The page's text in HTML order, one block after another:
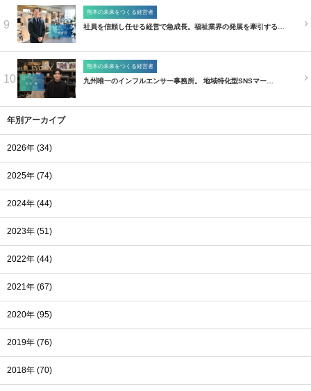
9
熊本の未来をつくる経営者
社員を信頼し任せる経営で急成長。福祉業界の発展を牽引する…
10
熊本の未来をつくる経営者
九州唯一のインフルエンサー事務所。 地域特化型SNSマー…
年別アーカイブ
2026年 (34)
2025年 (74)
2024年 (44)
2023年 (51)
2022年 (44)
2021年 (67)
2020年 (95)
2019年 (76)
2018年 (70)